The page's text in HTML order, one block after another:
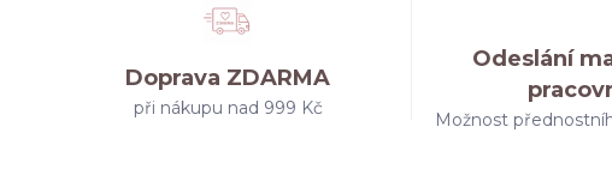
Doprava ZDARMA
při nákupu nad 999 Kč
Odeslání
Možnost